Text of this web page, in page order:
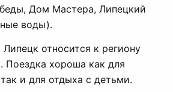
Дом Мастера, Липецкий
воды).
относится к региону
Поездка хороша как для
и для отдыха с детьми.